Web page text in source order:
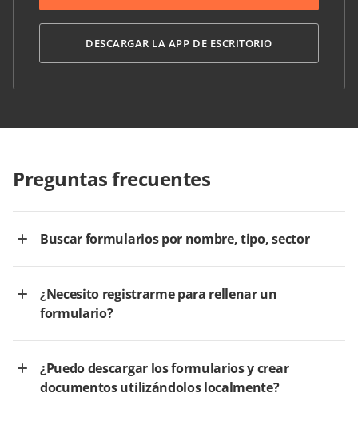
DESCARGAR LA APP DE ESCRITORIO
Preguntas frecuentes
Buscar formularios por nombre, tipo, sector
¿Necesito registrarme para rellenar un
formulario?
¿Puedo descargar los formularios y crear
documentos utilizándolos localmente?